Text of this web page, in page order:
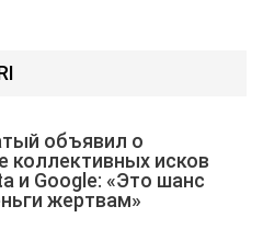
объявил о
коллективных исков
и Google: «Это шанс
жертвам»